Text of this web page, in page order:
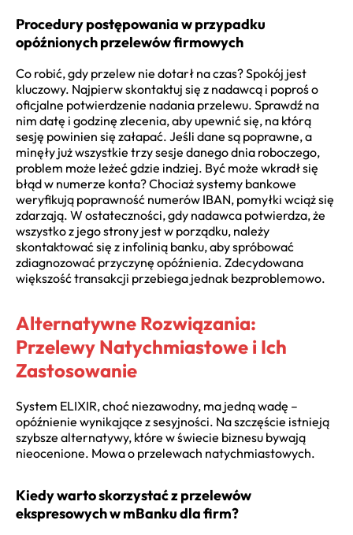
Procedury postępowania w przypadku
opóźnionych przelewów firmowych
Co robić, gdy przelew nie dotarł na czas? Spokój jest
kluczowy. Najpierw skontaktuj się z nadawcą i poproś o
oficjalne potwierdzenie nadania przelewu. Sprawdź na
nim datę i godzinę zlecenia, aby upewnić się, na którą
sesję powinien się załapać. Jeśli dane są poprawne, a
minęły już wszystkie trzy sesje danego dnia roboczego,
problem może leżeć gdzie indziej. Być może wkradł się
błąd w numerze konta? Chociaż systemy bankowe
weryfikują poprawność numerów IBAN, pomyłki wciąż się
zdarzają. W ostateczności, gdy nadawca potwierdza, że
wszystko z jego strony jest w porządku, należy
skontaktować się z infolinią banku, aby spróbować
zdiagnozować przyczynę opóźnienia. Zdecydowana
większość transakcji przebiega jednak bezproblemowo.
Alternatywne Rozwiązania:
Przelewy Natychmiastowe i Ich
Zastosowanie
System ELIXIR, choć niezawodny, ma jedną wadę –
opóźnienie wynikające z sesyjności. Na szczęście istnieją
szybsze alternatywy, które w świecie biznesu bywają
nieocenione. Mowa o przelewach natychmiastowych.
Kiedy warto skorzystać z przelewów
ekspresowych w mBanku dla firm?